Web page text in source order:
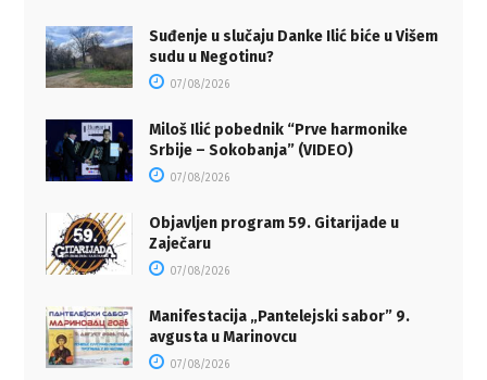
Suđenje u slučaju Danke Ilić biće u Višem
sudu u Negotinu?
07/08/2026
Miloš Ilić pobednik “Prve harmonike
Srbije – Sokobanja” (VIDEO)
07/08/2026
Objavljen program 59. Gitarijade u
Zaječaru
07/08/2026
Manifestacija „Pantelejski sabor” 9.
avgusta u Marinovcu
07/08/2026